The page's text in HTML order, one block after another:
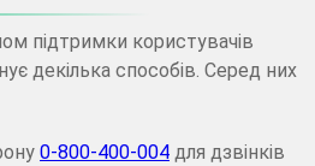
підтримки користувачів
декілька способів. Серед них
0-800-400-004 для дзвінків